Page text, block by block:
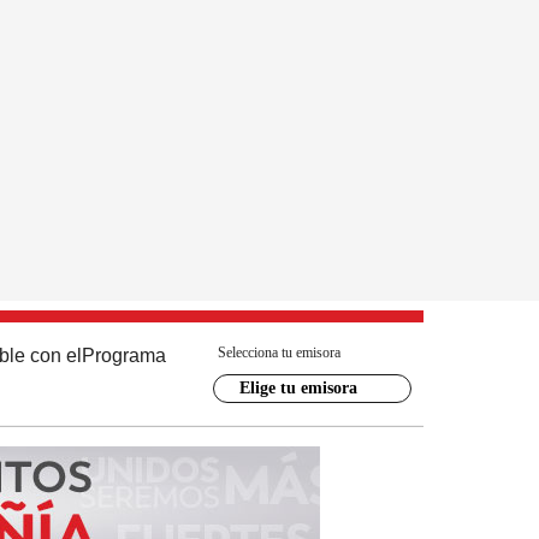
con el Programa Selecciona tu emisora
Elige tu emisora